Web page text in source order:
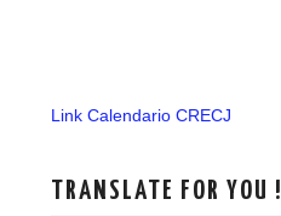
Link Calendario CRECJ
TRANSLATE FOR YOU !